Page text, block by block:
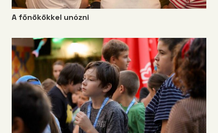
A főnökökkel unózni